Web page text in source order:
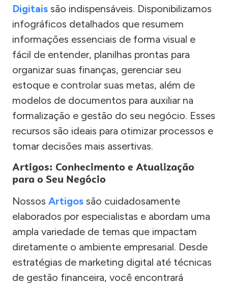
Digitais são indispensáveis. Disponibilizamos
infográficos detalhados que resumem
informações essenciais de forma visual e
fácil de entender, planilhas prontas para
organizar suas finanças, gerenciar seu
estoque e controlar suas metas, além de
modelos de documentos para auxiliar na
formalização e gestão do seu negócio. Esses
recursos são ideais para otimizar processos e
tomar decisões mais assertivas.
Artigos: Conhecimento e Atualização
para o Seu Negócio
Nossos Artigos são cuidadosamente
elaborados por especialistas e abordam uma
ampla variedade de temas que impactam
diretamente o ambiente empresarial. Desde
estratégias de marketing digital até técnicas
de gestão financeira, você encontrará